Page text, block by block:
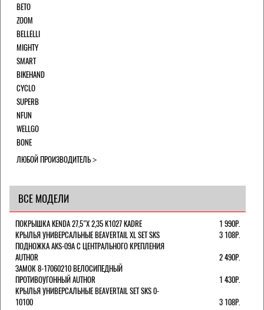
BETO
ZOOM
BELLELLI
MIGHTY
SMART
BIKEHAND
CYCLO
SUPERB
NFUN
WELLGO
BONE
ЛЮБОЙ ПРОИЗВОДИТЕЛЬ
ВСЕ МОДЕЛИ
ПОКРЫШКА KENDA 27,5"Х 2,35 K1027 KADRE
1 990Р.
КРЫЛЬЯ УНИВЕРСАЛЬНЫЕ BEAVERTAIL XL SET SKS
3 108Р.
ПОДНОЖКА AKS-09A C ЦЕНТРАЛЬНОГО КРЕПЛЕНИЯ
AUTHOR
2 490Р.
ЗАМОК 8-17060210 ВЕЛОСИПЕДНЫЙ
ПРОТИВОУГОННЫЙ AUTHOR
1 430Р.
КРЫЛЬЯ УНИВЕРСАЛЬНЫЕ BEAVERTAIL SET SKS 0-
10100
3 108Р.